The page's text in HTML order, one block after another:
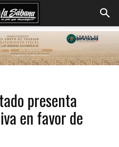
presenta
en favor de